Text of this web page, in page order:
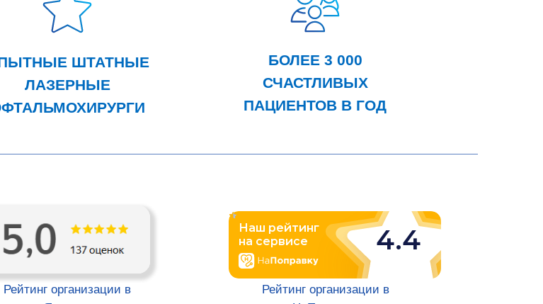
КОРРЕКЦИЯ
ЖИЗНЬ
ШТАТНЫЕ
ЛАЗЕРНЫЕ
БОЛЕЕ 3 000
СЧАСТЛИВЫХ
ПАЦИЕНТОВ В ГОД
Рейтинг организации в
Рейтинг организации в